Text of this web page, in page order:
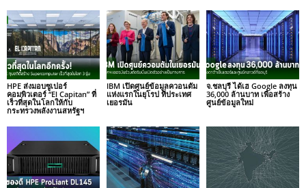
HPE ส่งมอบซูเปอร์
คอมพิวเตอร์ “El Capitan” ที่
เร็วที่สุดในโลกให้กับ
กระทรวงพลังงานสหรัฐฯ
IBM เปิดศูนย์ข้อมูลควอนตัม
แห่งแรกในยุโรป ที่ประเทศ
เยอรมัน
จ.ชลบุรี ได้เฮ Google ลงทุน
36,000 ล้านบาท เพื่อสร้าง
ศูนย์ข้อมูลใหม่